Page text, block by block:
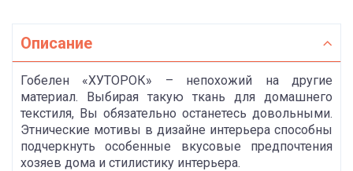
Описание
Гобелен «ХУТОРОК» – непохожий на другие
материал. Выбирая такую ткань для домашнего
текстиля, Вы обязательно останетесь довольными.
Этнические мотивы в дизайне интерьера способны
подчеркнуть особенные вкусовые предпочтения
хозяев дома и стилистику интерьера.